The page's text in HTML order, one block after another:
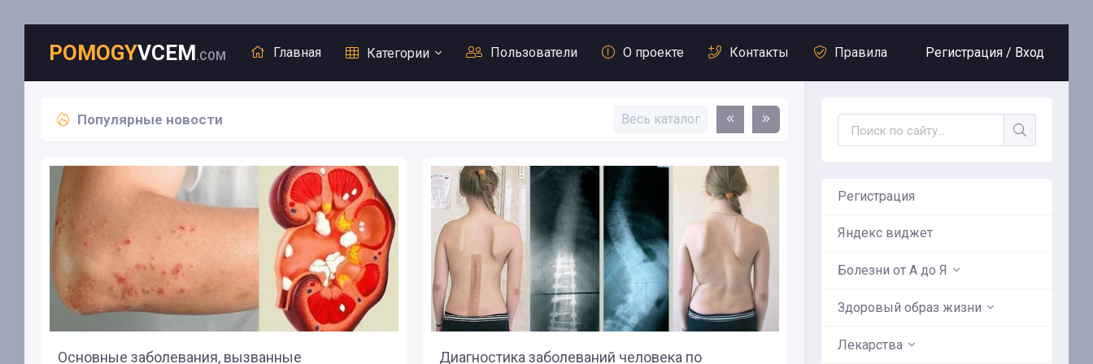
POMOGYVCEM.COM Главная Категории
Диетическое лечебное
питание
Путь к долголетию
Массажи
Очищение организма
Пользователи О проекте Контакты Правила Регистрация / Вход
Популярные новости Весь каталог
Основные заболевания, вызванные
Диагностика заболеваний человека по
Сохраните сердце здоровым в
Регистрация
Яндекс виджет
Болезни от А до Я
Сердечно-сосудистые
заболевания
Здоровый образ жизни
Лечение души
Лекарства